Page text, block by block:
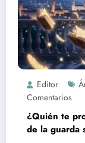
Editor
Comentarios
¿Quién te
de la guarda